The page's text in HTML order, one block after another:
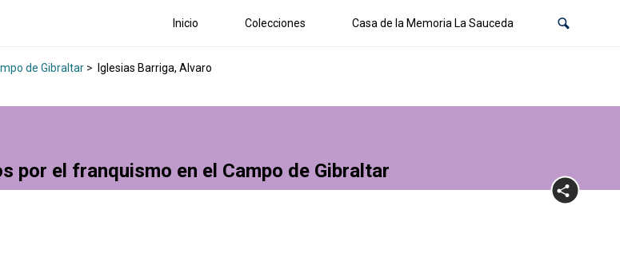
Inicio Colecciones Casa de la Memoria La Sauceda
de Gibraltar > Iglesias Barriga, Alvaro
por el franquismo en el Campo de Gibraltar